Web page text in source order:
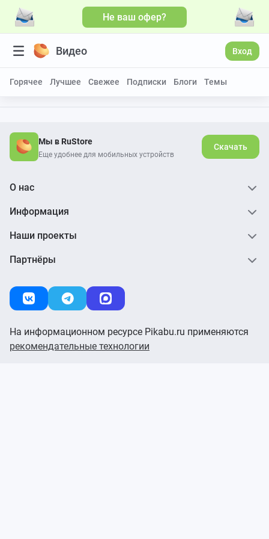
Не ваш офер?
Видео Вход
Горячее Лучшее Свежее Подписки Блоги Темы
Мы в RuStore
Еще удобнее для мобильных устройств
Скачать
О нас
Информация
Наши проекты
Партнёры
На информационном ресурсе Pikabu.ru применяются
рекомендательные технологии